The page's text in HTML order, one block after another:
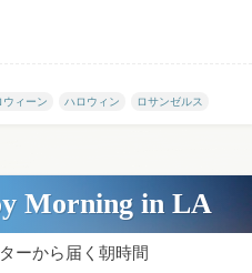
ウィーン ハロウィン ロサンゼルス
Morning in LA
ーから届く朝時間